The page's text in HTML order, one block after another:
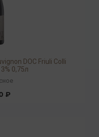
DOC Friuli Colli
0,75л
₽